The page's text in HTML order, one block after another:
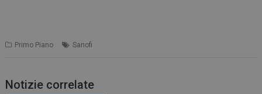
Primo Piano Sanofi
Notizie correlate